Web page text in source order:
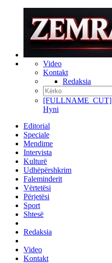
Video
Kontakt
Redaksia
[FULLNAME_CUT]
Hyni
Editorial
Speciale
Mendime
Intervista
Kulturë
Udhëpërshkrim
Faleminderit
Vërtetësi
Përjetësi
Sport
Shtesë
Redaksia
Video
Kontakt